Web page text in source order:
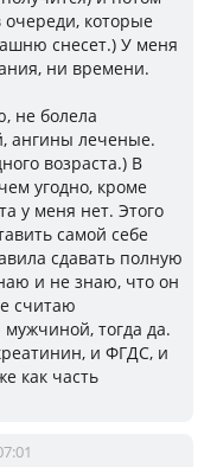
очереди, которые
снесет.) У меня
ни времени.
не болела
ангины леченые.
возраста.) В
угодно, кроме
у меня нет. Этого
самой себе
сдавать полную
и не знаю, что он
считаю
тогда да.
и ФГДС, и
как часть